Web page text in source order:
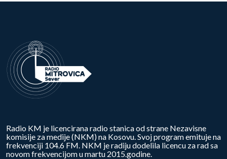
Radio KM je licencirana radio stanica od strane Nezavisne
komisije za medije (NKM) na Kosovu. Svoj program emituje na
frekvenciji 104.6 FM. NKM je radiju dodelila licencu za rad sa
novom frekvencijom u martu 2015.godine.